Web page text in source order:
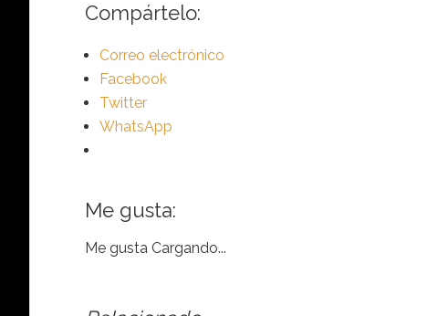
Compártelo:
Correo electrónico
Facebook
Twitter
WhatsApp
Me gusta:
Me gusta Cargando...